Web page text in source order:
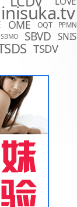
OME OQT
PPMN
SBMO SBVD SNIS
TSDV